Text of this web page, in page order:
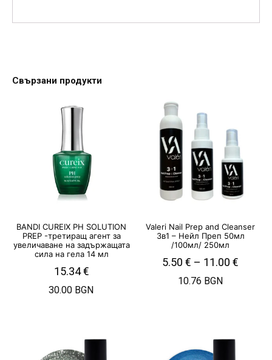
Свързани продукти
BANDI CUREIX PH SOLUTION
PREP -третиращ агент за
увеличаване на задържащата
сила на гела 14 мл
15.34€
30.00 BGN
Valeri Nail Prep and Cleanser
3в1 – Нейл Преп 50мл
/100мл/ 250мл
5.50€ – 11.00€
10.76 BGN